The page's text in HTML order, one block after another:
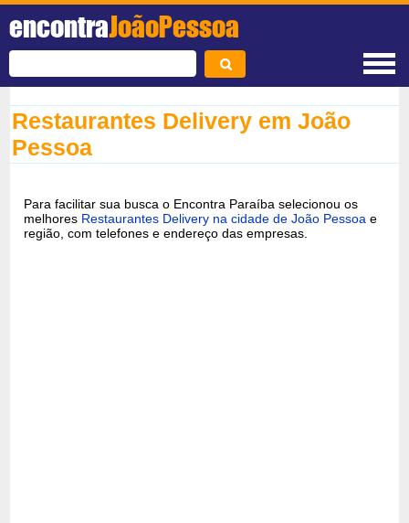
encontraJoãoPessoa
Restaurantes Delivery em João
Pessoa
Para facilitar sua busca o Encontra Paraíba selecionou os
melhores Restaurantes Delivery na cidade de João Pessoa e
região, com telefones e endereço das empresas.